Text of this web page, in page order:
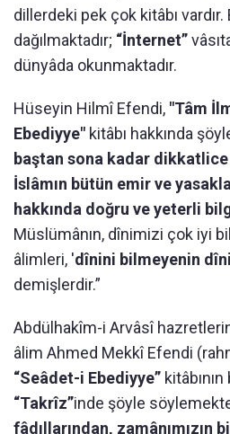
dillerdeki pek çok kitâbı
dağılmaktadır; “İnternet”
dünyâda okunmaktadır.
Hüseyin Hilmî Efendi, "Tâm
Ebediyye" kitâbı hakkında
baştan sona kadar
İslâmın bütün emir ve
hakkında doğru ve yeterli
Müslümânın, dînimizi çok iyi
âlimleri, 'dînini bilmeyenin
demişlerdir.”
Abdülhakîm-i Arvâsî
âlim Ahmed Mekkî Efendi
“Seâdet-i Ebediyye” kitâbının
“Takrîz”inde şöyle
fâdıllarından, zamânımızın